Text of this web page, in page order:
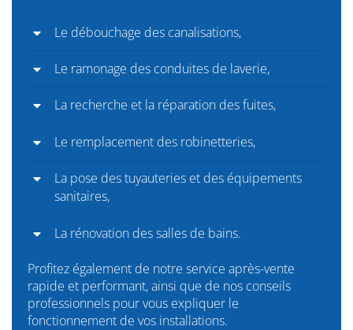
Le débouchage des canalisations,
Le ramonage des conduites de laverie,
La recherche et la réparation des fuites,
Le remplacement des robinetteries,
La pose des tuyauteries et des équipements
sanitaires,
La rénovation des salles de bains.
Profitez également de notre service après-vente
rapide et performant, ainsi que de nos conseils
professionnels pour vous expliquer le
fonctionnement de vos installations.